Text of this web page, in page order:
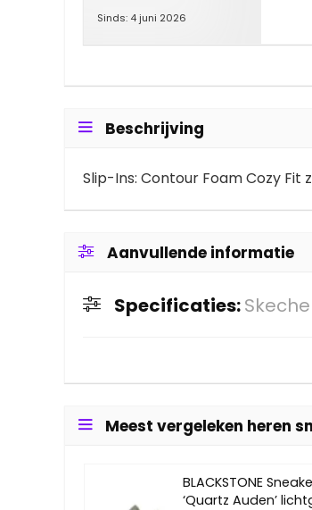
Sinds: 4 juni 2026
Beschrijving
Slip-Ins: Contour Foam Cozy
Aanvullende informatie
Specificaties:
Meest vergeleken heren
BLACKSTONE
‘Quartz Auden’